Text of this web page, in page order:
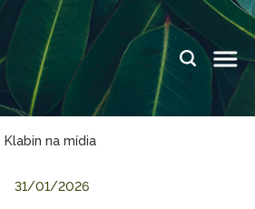
principal
IDIOMAS:
ES
ESPAÇOS KLABIN
Investidores
Klabin na mídia
31/01/2026